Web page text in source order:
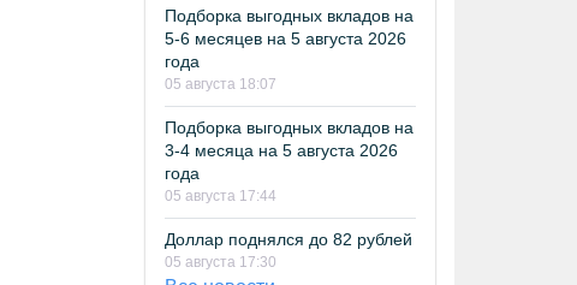
Подборка выгодных вкладов на
5-6 месяцев на 5 августа 2026
года
05 августа 18:07
Подборка выгодных вкладов на
3-4 месяца на 5 августа 2026
года
05 августа 17:44
Доллар поднялся до 82 рублей
05 августа 17:30